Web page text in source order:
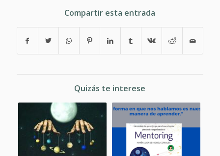
Compartir esta entrada
Quizás te interese